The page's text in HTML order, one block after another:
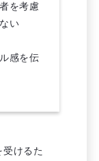
を考慮
い
感を伝
けるた